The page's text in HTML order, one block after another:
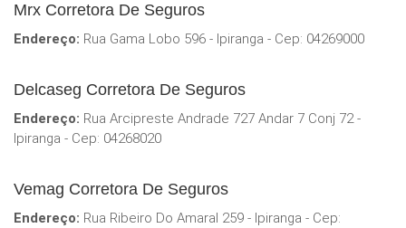
Mrx Corretora De Seguros
Endereço: Rua Gama Lobo 596 - Ipiranga - Cep: 04269000
Delcaseg Corretora De Seguros
Endereço: Rua Arcipreste Andrade 727 Andar 7 Conj 72 -
Ipiranga - Cep: 04268020
Vemag Corretora De Seguros
Endereço: Rua Ribeiro Do Amaral 259 - Ipiranga - Cep: